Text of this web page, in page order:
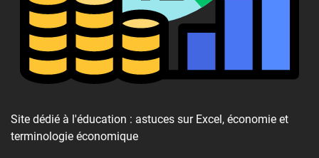
Site dédié à l'éducation : astuces sur Excel, économie et
terminologie économique